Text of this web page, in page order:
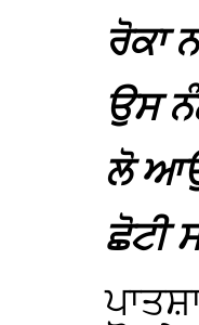
ਰੋਕਾ
ਉਸ
ਲੋ ਆਉ
ਛੋਟੀ